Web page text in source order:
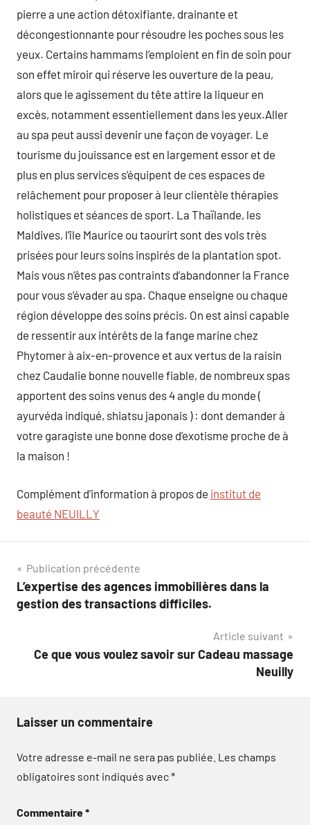
pierre a une action détoxifiante, drainante et
décongestionnante pour résoudre les poches sous les
yeux. Certains hammams l’emploient en fin de soin pour
son effet miroir qui réserve les ouverture de la peau,
alors que le agissement du tête attire la liqueur en
excès, notamment essentiellement dans les yeux.Aller
au spa peut aussi devenir une façon de voyager. Le
tourisme du jouissance est en largement essor et de
plus en plus services s’équipent de ces espaces de
relâchement pour proposer à leur clientèle thérapies
holistiques et séances de sport. La Thaïlande, les
Maldives, l’île Maurice ou taourirt sont des vols très
prisées pour leurs soins inspirés de la plantation spot.
Mais vous n’êtes pas contraints d’abandonner la France
pour vous s’évader au spa. Chaque enseigne ou chaque
région développe des soins précis. On est ainsi capable
de ressentir aux intérêts de la fange marine chez
Phytomer à aix-en-provence et aux vertus de la raisin
chez Caudalie bonne nouvelle fiable, de nombreux spas
apportent des soins venus des 4 angle du monde (
ayurvéda indiqué, shiatsu japonais ) : dont demander à
votre garagiste une bonne dose d’exotisme proche de à
la maison !
Complément d’information à propos de institut de
beauté NEUILLY
Navigation
de
Publication précédente
L’expertise des agences immobilières dans la
gestion des transactions difficiles.
Article suivant
Ce que vous voulez savoir sur Cadeau massage
Neuilly
Laisser un commentaire
Votre adresse e-mail ne sera pas publiée. Les champs
obligatoires sont indiqués avec*
Commentaire*